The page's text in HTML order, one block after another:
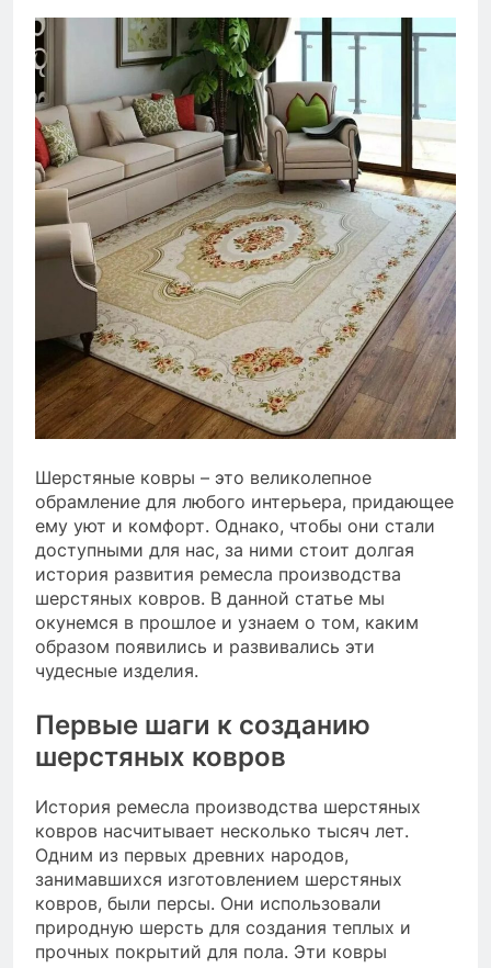
Шерстяные ковры – это великолепное
обрамление для любого интерьера, придающее
ему уют и комфорт. Однако, чтобы они стали
доступными для нас, за ними стоит долгая
история развития ремесла производства
шерстяных ковров. В данной статье мы
окунемся в прошлое и узнаем о том, каким
образом появились и развивались эти
чудесные изделия.
Первые шаги к созданию
шерстяных ковров
История ремесла производства шерстяных
ковров насчитывает несколько тысяч лет.
Одним из первых древних народов,
занимавшихся изготовлением шерстяных
ковров, были персы. Они использовали
природную шерсть для создания теплых и
прочных покрытий для пола. Эти ковры